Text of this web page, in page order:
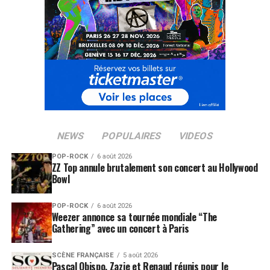
SUJETS ASSOCIÉS: CHARLOTTE GAINSBOURG
JANE BIRKIN
SERGE GAINSBOURG
NEWS POPULAIRES VIDEOS
POP-ROCK 6 août 2026
ZZ Top annule brutalement son concert au Hollywood
Bowl
POP-ROCK 6 août 2026
Weezer annonce sa tournée mondiale “The
Gathering” avec un concert à Paris
SCÈNE FRANÇAISE 5 août 2026
Pascal Obispo, Zazie et Renaud réunis pour le